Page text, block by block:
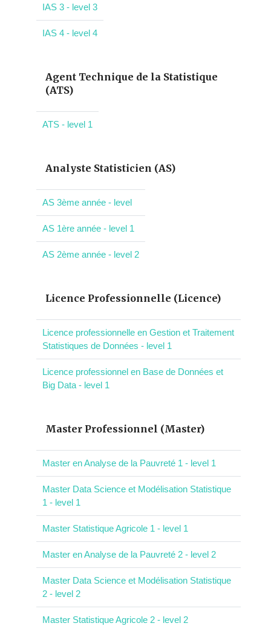
IAS 3 - level 3
IAS 4 - level 4
Agent Technique de la Statistique
(ATS)
ATS - level 1
Analyste Statisticien (AS)
AS 3ème année - level
AS 1ère année - level 1
AS 2ème année - level 2
Licence Professionnelle (Licence)
Licence professionnelle en Gestion et Traitement
Statistiques de Données - level 1
Licence professionnel en Base de Données et
Big Data - level 1
Master Professionnel (Master)
Master en Analyse de la Pauvreté 1 - level 1
Master Data Science et Modélisation Statistique
1 - level 1
Master Statistique Agricole 1 - level 1
Master en Analyse de la Pauvreté 2 - level 2
Master Data Science et Modélisation Statistique
2 - level 2
Master Statistique Agricole 2 - level 2